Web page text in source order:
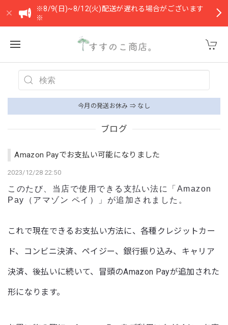
※8/9(日)~8/12(火)配送が遅れる場合がございます
※
今月の発送お休み ⇒ なし
ブログ
Amazon Payでお支払い可能になりました
2023/12/28 22:50
このたび、当店で使用できる支払い法に「Amazon
Pay（アマゾン ペイ）」が追加されました。
これで現在できるお支払い方法に、各種クレジットカー
ド、コンビニ決済、ペイジー、銀行振り込み、キャリア
決済、後払いに続いて、冒頭のAmazon Payが追加された
形になります。